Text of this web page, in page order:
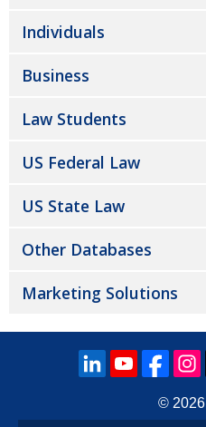
Individuals
Business
Law Students
US Federal Law
US State Law
Other Databases
Marketing Solutions
© 2026